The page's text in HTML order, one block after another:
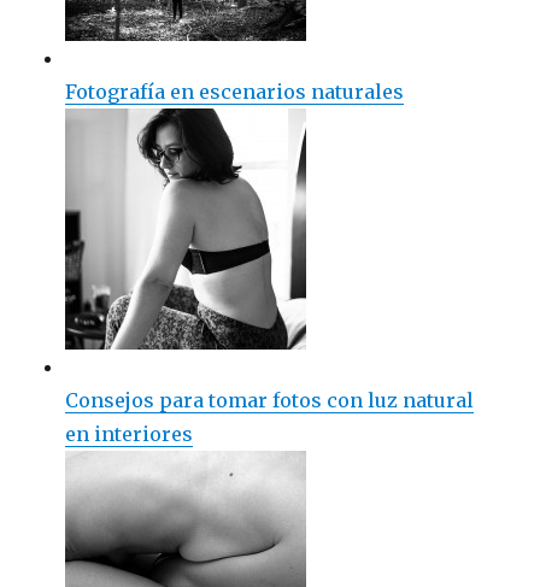
Fotografía en escenarios naturales
Consejos para tomar fotos con luz natural
en interiores